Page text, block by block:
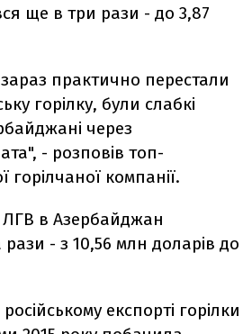
ще в три рази - до 3,87
практично перестали
горілку, були слабкі
через
- розповів топ-
компанії.
ЛГВ в Азербайджан
- з 10,56 млн доларів до
експорті горілки